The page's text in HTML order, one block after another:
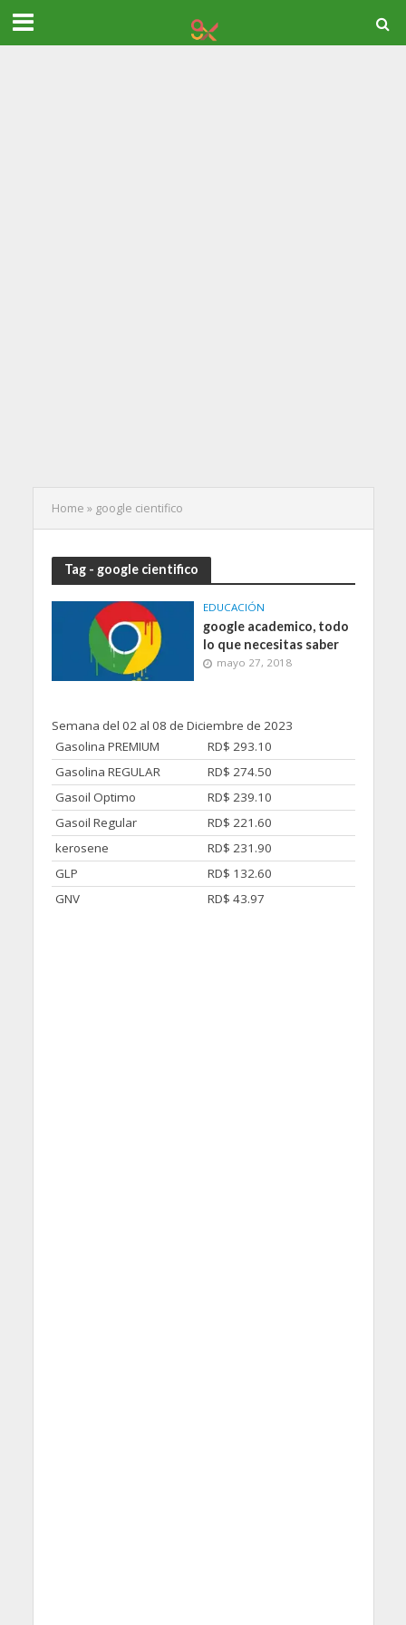
Home » google cientifico
Tag - google cientifico
EDUCACIÓN
google academico, todo
lo que necesitas saber
mayo 27, 2018
Semana del 02 al 08 de Diciembre de 2023
Gasolina PREMIUM
RD$ 293.10
Gasolina REGULAR
RD$ 274.50
Gasoil Optimo
RD$ 239.10
Gasoil Regular
RD$ 221.60
kerosene
RD$ 231.90
GLP
RD$ 132.60
GNV
RD$ 43.97